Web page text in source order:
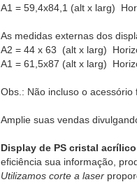
A1 = 59,4x84,1 (alt x larg)
As medidas externas dos
A2 = 44 x 63 (alt x larg)
A1 = 61,5x87 (alt x larg)
Obs.: Não incluso o acessório
Amplie suas vendas
Display de PS cristal acrílico
eficiência sua informação,
Utilizamos corte a laser